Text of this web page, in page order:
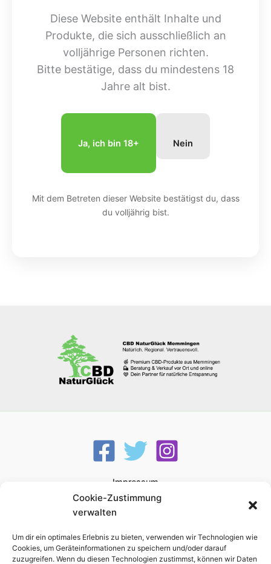
Cookie-Zustimmung
verwalten
Um dir ein optimales Erlebnis zu bieten, verwenden wir Technologien wie
Cookies, um Geräteinformationen zu speichern und/oder darauf
zuzugreifen. Wenn du diesen Technologien zustimmst, können wir Daten
Diese Website enthält Inhalte und
Produkte, die sich ausschließlich an
volljährige Personen richten.
Bitte bestätige, dass du mindestens 18
Jahre alt bist.
Ja, ich bin 18+ Nein
Mit dem Betreten dieser Website bestätigst du, dass
du volljährig bist.
Impressum
Datenschutzerklärung
Widerrufsbelehrung
Zahlung & Versand
Kontakt